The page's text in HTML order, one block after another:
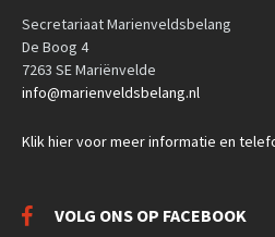
Secretariaat Marienveldsbelang
De Boog 4
7263 SE Mariënvelde
info@marienveldsbelang.nl
Klik hier voor meer informatie en
VOLG ONS OP FACEBOOK